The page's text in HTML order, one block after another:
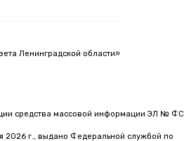
Ленинградской области»
средства массовой информации ЭЛ № ФС
2026 г., выдано Федеральной службой по